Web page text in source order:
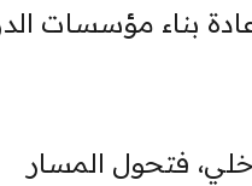
بناء مؤسسات
فتحول المسار